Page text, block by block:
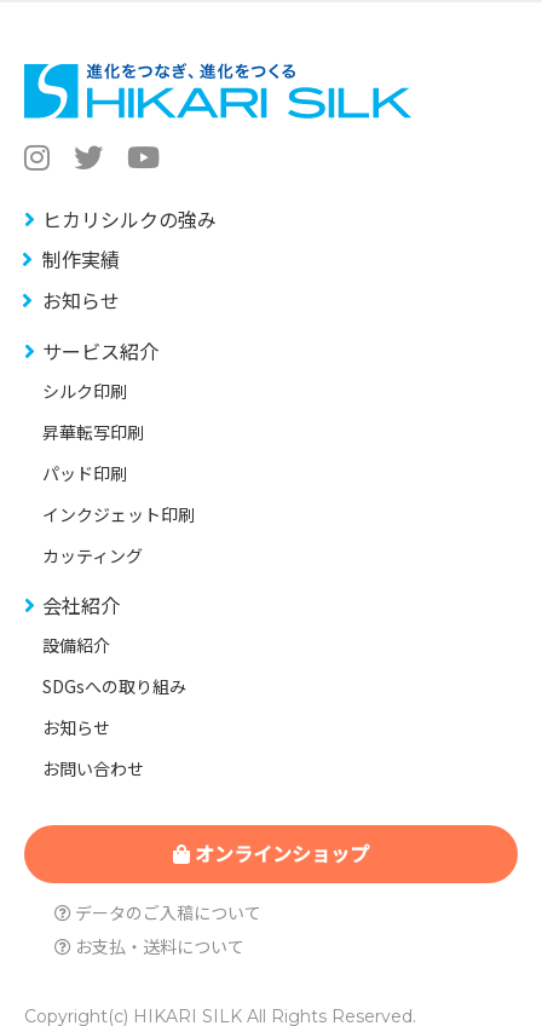
ヒカリシルクの強み
制作実績
お知らせ
サービス紹介
シルク印刷
昇華転写印刷
パッド印刷
インクジェット印刷
カッティング
会社紹介
設備紹介
SDGsへの取り組み
お知らせ
お問い合わせ
オンラインショップ
データのご入稿について
お支払・送料について
Copyright(c) HIKARI SILK All Rights Reserved.